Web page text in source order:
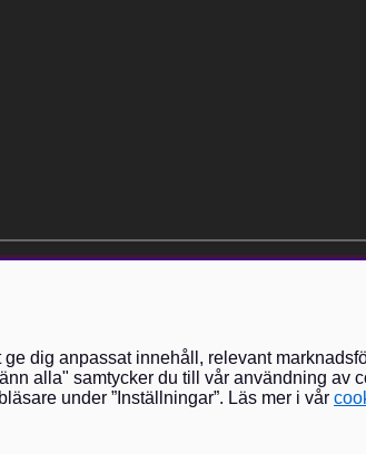
dig anpassat innehåll, relevant
alla" samtycker du till vår användning av
under ”Inställningar”. Läs mer i vår